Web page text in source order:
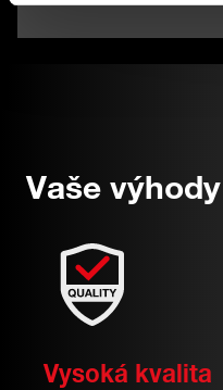
Vaše výhody
Vysoká kvalita